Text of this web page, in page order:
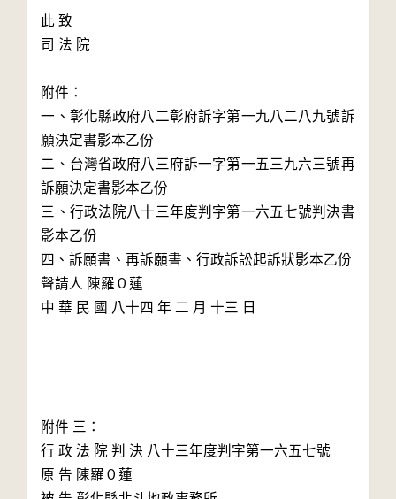
此 致
司 法 院
附件：
一、彰化縣政府八二彰府訴字第一九八二八九號訴
願決定書影本乙份
二、台灣省政府八三府訴一字第一五三九六三號再
訴願決定書影本乙份
三、行政法院八十三年度判字第一六五七號判決書
影本乙份
四、訴願書、再訴願書、行政訴訟起訴狀影本乙份
聲請人 陳羅０蓮
中 華 民 國 八十四 年 二 月 十三 日
附件 三：
行 政 法 院 判 決 八十三年度判字第一六五七號
原 告 陳羅０蓮